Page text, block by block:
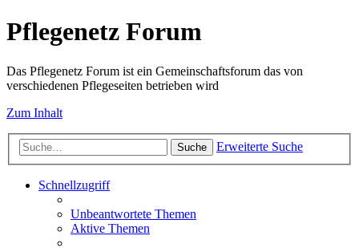
Pflegenetz Forum
Das Pflegenetz Forum ist ein Gemeinschaftsforum das von
verschiedenen Pflegeseiten betrieben wird
Zum Inhalt
Suche Erweiterte Suche
Schnellzugriff
Unbeantwortete Themen
Aktive Themen